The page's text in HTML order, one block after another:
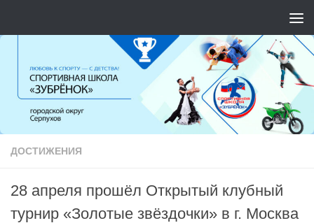
ДОСТИЖЕНИЯ
28 апреля прошёл Открытый клубный
турнир «Золотые звёздочки» в г. Москва